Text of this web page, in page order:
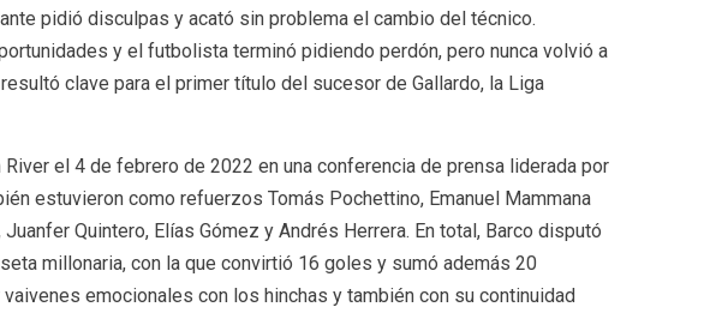
pidió disculpas y acató sin problema el cambio del técnico.
y el futbolista terminó pidiendo perdón, pero nunca volvió a
clave para el primer título del sucesor de Gallardo, la Liga
el 4 de febrero de 2022 en una conferencia de prensa liderada por
estuvieron como refuerzos Tomás Pochettino, Emanuel Mammana
Quintero, Elías Gómez y Andrés Herrera. En total, Barco disputó
millonaria, con la que convirtió 16 goles y sumó además 20
emocionales con los hinchas y también con su continuidad